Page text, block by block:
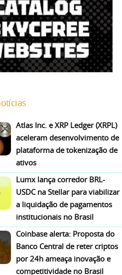
Atlas Inc. e XRP Ledger (XRPL)
aceleram desenvolvimento de
plataforma de tokenização de
ativos
Lumx lança corredor BRL-
USDC na Stellar para viabilizar
a liquidação de pagamentos
institucionais no Brasil
Coinbase alerta: Proposta do
Banco Central de reter criptos
por 24h ameaça inovação e
competitividade no Brasil